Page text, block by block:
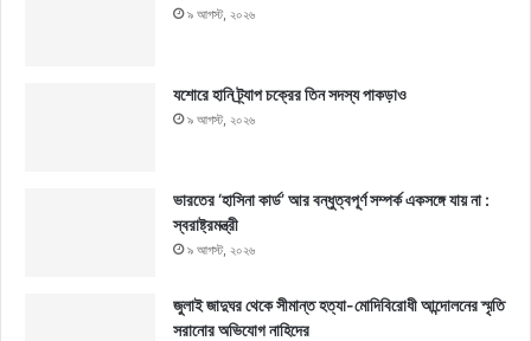
৯ আগস্ট, ২০২৬
যশোরে হানি ট্র্যাপ চক্রের তিন সদস্য পাকড়াও
৯ আগস্ট, ২০২৬
ভারতের ‘হাসিনা কার্ড’ আর বন্ধুত্বপূর্ণ সম্পর্ক একসঙ্গে যায় না :
স্বরাষ্ট্রমন্ত্রী
৯ আগস্ট, ২০২৬
জুলাই জাদুঘর থেকে সীমান্ত হত্যা-মোদিবিরোধী আন্দোলনের স্মৃতি
সরানোর অভিযোগ নাহিদের